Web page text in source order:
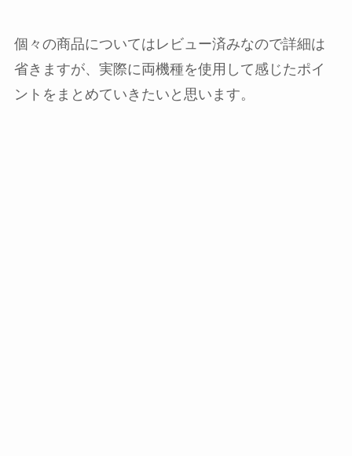
個々の商品についてはレビュー済みなので詳細は
省きますが、実際に両機種を使用して感じたポイ
ントをまとめていきたいと思います。